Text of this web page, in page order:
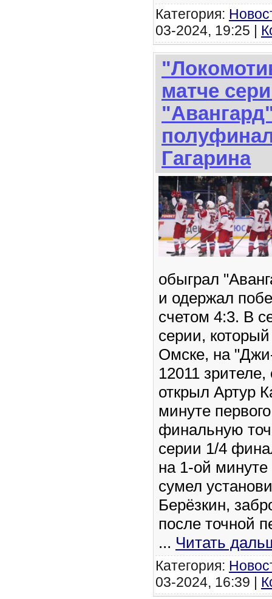
Категория:
03-2024, 19:25 |
матче
Гагарина
обыграл
и одержал
счетом 4:3. В
серии,
Омске, на
12011
открыл Артур
минуте
финальную
серии 1/4
на 1-ой минуте
сумел
Берёзкин,
после точной
... Читать
Категория:
03-2024, 16:39 |